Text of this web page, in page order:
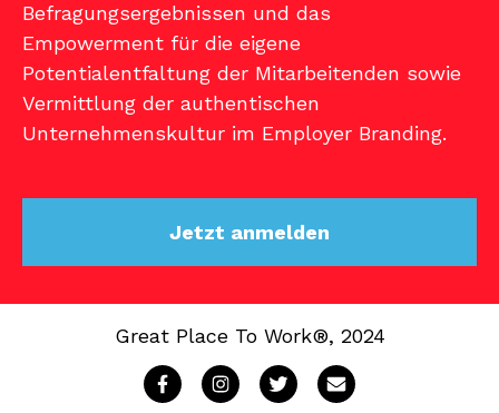
Befragungsergebnissen und das
Empowerment für die eigene
Potentialentfaltung der Mitarbeitenden sowie
Vermittlung der authentischen
Unternehmenskultur im Employer Branding.
Jetzt anmelden
Great Place To Work®, 2024